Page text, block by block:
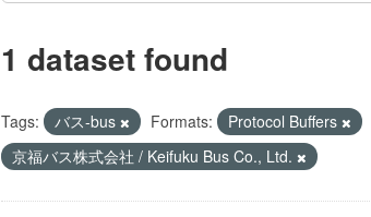
1 dataset found
Tags: バス-bus Formats: Protocol Buffers
京福バス株式会社 / Keifuku Bus Co., Ltd.